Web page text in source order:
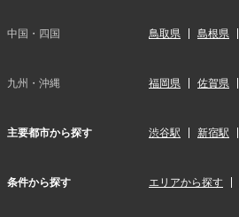
中国・四国 鳥取県 島根県
九州・沖縄 福岡県 佐賀県
主要都市から探す 渋谷駅 新宿駅
条件から探す エリアから探す